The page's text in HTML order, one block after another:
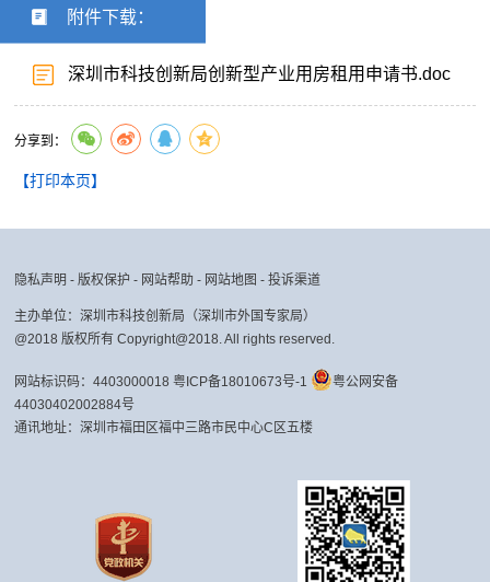
附件下载：
深圳市科技创新局创新型产业用房租用申请书.doc
分享到：
【打印本页】
隐私声明 -版权保护 - 网站帮助 - 网站地图 -投诉渠道
主办单位：深圳市科技创新局（深圳市外国专家局）
@2018 版权所有 Copyright@2018. All rights reserved.
网站标识码：4403000018粤ICP备18010673号-1
粤公网安备
44030402002884号
通讯地址：深圳市福田区福中三路市民中心C区五楼